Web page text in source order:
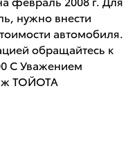
нужно внести
автомобиля.
обращайтесь к
С Уважением
ТОЙОТА